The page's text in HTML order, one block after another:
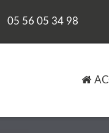
05 56 05 34 98